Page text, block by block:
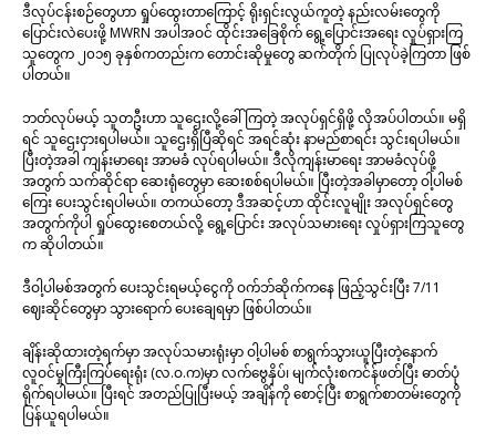
ဒီလုပ်ငန်းစဉ်တွေဟာ ရှုပ်ထွေးတာကြောင့် ရိုးရှင်းလွယ်ကူတဲ့ နည်းလမ်းတွေကို
ပြောင်းလဲပေးဖို့ MWRN အပါအဝင် ထိုင်းအခြေစိုက် ရွေ့ပြောင်းအရေး လှုပ်ရှားကြ
သူတွေက ၂၀၁၅ ခုနှစ်ကတည်းက တောင်းဆိုမှုတွေ ဆက်တိုက် ပြုလုပ်ခဲ့ကြတာ ဖြစ်
ပါတယ်။
ဘတ်လုပ်မယ့် သူတဦးဟာ သူဌေးလို့ခေါ်ကြတဲ့ အလုပ်ရှင်ရှိဖို့ လိုအပ်ပါတယ်။ မရှိ
ရင် သူဌေးငှားရပါမယ်။ သူဌေးရှိပြီဆိုရင် အရင်ဆုံး နာမည်စာရင်း သွင်းရပါမယ်။
ပြီးတဲ့အခါ ကျန်းမာရေး အာမခံ လုပ်ရပါမယ်။ ဒီလိုကျန်းမာရေး အာမခံလုပ်ဖို့
အတွက် သက်ဆိုင်ရာ ဆေးရုံတွေမှာ ဆေးစစ်ရပါမယ်။ ပြီးတဲ့အခါမှာတော့ ဝါ့ပါမစ်
ကြေး ပေးသွင်းရပါမယ်။ တကယ်တော့ ဒီအဆင့်ဟာ ထိုင်းလူမျိုး အလုပ်ရှင်တွေ
အတွက်ကိုပါ ရှုပ်ထွေးစေတယ်လို့ ရွေ့ပြောင်း အလုပ်သမားရေး လှုပ်ရှားကြသူတွေ
က ဆိုပါတယ်။
ဒီဝါ့ပါမစ်အတွက် ပေးသွင်းရမယ့်ငွေကို ဝက်ဘ်ဆိုက်ကနေ ဖြည့်သွင်းပြီး 7/11
ဈေးဆိုင်တွေမှာ သွားရောက် ပေးချေရမှာ ဖြစ်ပါတယ်။
ချိန်းဆိုထားတဲ့ရက်မှာ အလုပ်သမားရုံးမှာ ဝါ့ပါမစ် စာရွက်သွားယူပြီးတဲ့နောက်
လူဝင်မှုကြီးကြပ်ရေးရုံး (လ.ဝ.က)မှာ လက်ဗွေနှိပ်၊ မျက်လုံးစကင်န်ဖတ်ပြီး ဓာတ်ပုံ
ရိုက်ရပါမယ်။ ပြီးရင် အတည်ပြုပြီးမယ့် အချိန်ကို စောင့်ပြီး စာရွက်စာတမ်းတွေကို
ပြန်ယူရပါမယ်။